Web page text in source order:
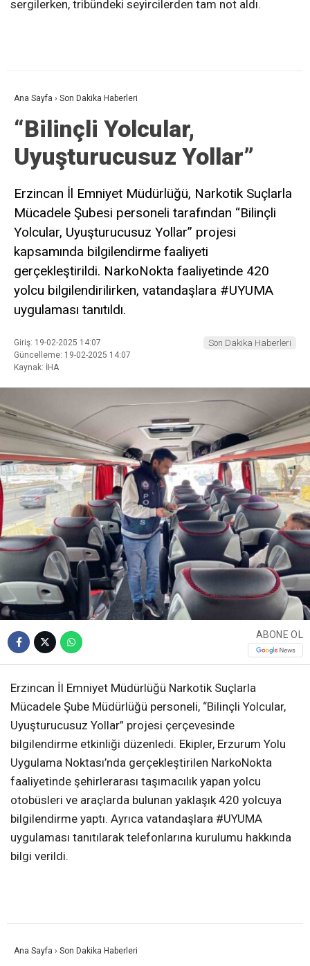
sergilerken, tribündeki seyircilerden tam not aldı.
Ana Sayfa › Son Dakika Haberleri
“Bilinçli Yolcular,
Uyuşturucusuz Yollar”
Erzincan İl Emniyet Müdürlüğü, Narkotik Suçlarla
Mücadele Şubesi personeli tarafından “Bilinçli
Yolcular, Uyuşturucusuz Yollar” projesi
kapsamında bilgilendirme faaliyeti
gerçekleştirildi. NarkoNokta faaliyetinde 420
yolcu bilgilendirilirken, vatandaşlara #UYUMA
uygulaması tanıtıldı.
Giriş: 19-02-2025 14:07
Güncelleme: 19-02-2025 14:07
Kaynak: İHA
Son Dakika Haberleri
ABONE OL
Erzincan İl Emniyet Müdürlüğü Narkotik Suçlarla
Mücadele Şube Müdürlüğü personeli, “Bilinçli Yolcular,
Uyuşturucusuz Yollar” projesi çerçevesinde
bilgilendirme etkinliği düzenledi. Ekipler, Erzurum Yolu
Uygulama Noktası’nda gerçekleştirilen NarkoNokta
faaliyetinde şehirlerarası taşımacılık yapan yolcu
otobüsleri ve araçlarda bulunan yaklaşık 420 yolcuya
bilgilendirme yaptı. Ayrıca vatandaşlara #UYUMA
uygulaması tanıtılarak telefonlarına kurulumu hakkında
bilgi verildi.
Ana Sayfa › Son Dakika Haberleri